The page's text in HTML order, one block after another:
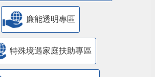
廉能透明專區
特殊境遇家庭扶助專區